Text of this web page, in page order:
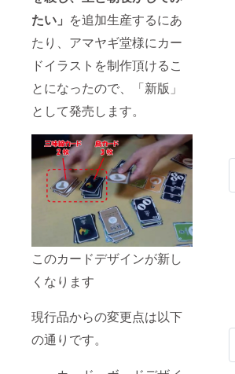
たい」 を追加生産するにあ
たり、アマヤギ堂様にカー
ドイラストを制作頂けるこ
とになったので、「新版」
として発売します。
このカードデザインが新し
くなります
現行品からの変更点は以下
の通りです。